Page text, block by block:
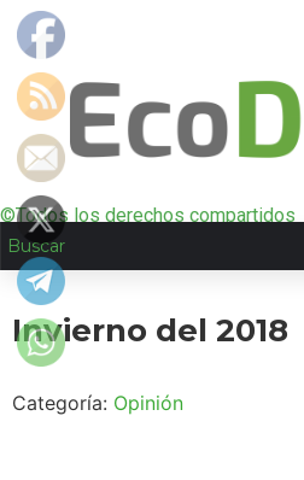
©Todos los derechos compartidos
Invierno del 2018
Categoría: Opinión